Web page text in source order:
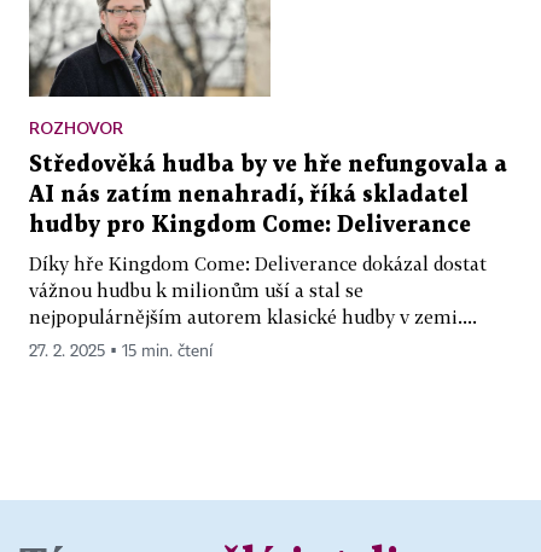
ROZHOVOR
Středověká hudba by ve hře nefungovala a
AI nás zatím nenahradí, říká skladatel
hudby pro Kingdom Come: Deliverance
Díky hře Kingdom Come: Deliverance dokázal dostat
vážnou hudbu k milionům uší a stal se
nejpopulárnějším autorem klasické hudby v zemi....
27. 2. 2025 ▪ 15 min. čtení